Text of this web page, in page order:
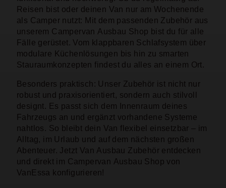
Reisen bist oder deinen Van nur am Wochenende
als Camper nutzt: Mit dem passenden Zubehör aus
unserem Campervan Ausbau Shop bist du für alle
Fälle gerüstet. Vom klappbaren Schlafsystem über
modulare Küchenlösungen bis hin zu smarten
Stauraumkonzepten findest du alles an einem Ort.
Besonders praktisch: Unser Zubehör ist nicht nur
robust und praxisorientiert, sondern auch stilvoll
designt. Es passt sich dem Innenraum deines
Fahrzeugs an und ergänzt vorhandene Systeme
nahtlos. So bleibt dein Van flexibel einsetzbar – im
Alltag, im Urlaub und auf dem nächsten großen
Abenteuer. Jetzt Van Ausbau Zubehör entdecken
und direkt im Campervan Ausbau Shop von
VanEssa konfigurieren!